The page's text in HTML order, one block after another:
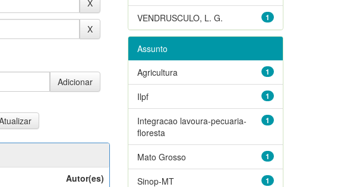
Autor(es)
1
VENDRUSCULO, L. G.
Assunto
1
Agricultura
1
Ilpf
1
Integracao lavoura-pecuaria-
floresta
1
Mato Grosso
1
Sinop-MT